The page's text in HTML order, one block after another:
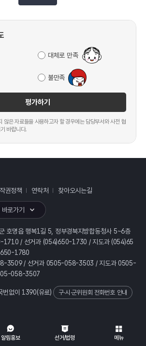
알림홍보 선거/법령 메뉴
대체로 만족
불만족
평가하기
않은 자료들을 사용하고자 할 경우에는 담당부서와 사전 협
바랍니다.
권정책 연락처 찾아오시는길
로가기
호명읍 행복1길 5, 정부경북지방합동청사 5~6층
1710 / 선거과 (054)650-1730 / 지도과 (054)65
1780
3509 / 선거과 0505-058-3503 / 지도과 0505-
058-3507
번없이 1390(유료) 구·시·군위원회 전화번호 안내